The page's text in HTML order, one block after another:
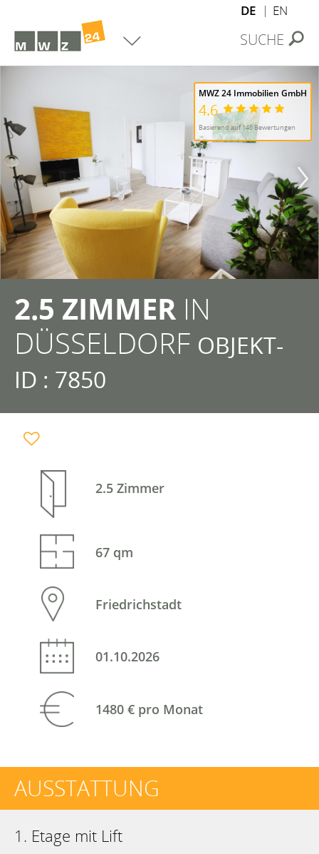
SUCHE
DE EN
MWZ 24 Immobilien GmbH
4.6
Basierend auf 146 Bewertungen
2.5 ZIMMER IN
DÜSSELDORF OBJEKT-
ID : 7850
2.5 Zimmer
67 qm
Friedrichstadt
01.10.2026
1480 € pro Monat
AUSSTATTUNG
1. Etage mit Lift